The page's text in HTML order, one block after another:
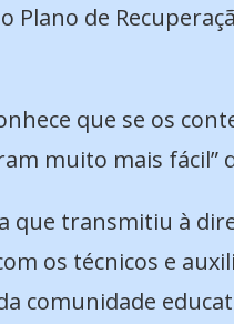
Plano de
que se os
muito mais fácil”
que transmitiu à
os técnicos e
comunidade